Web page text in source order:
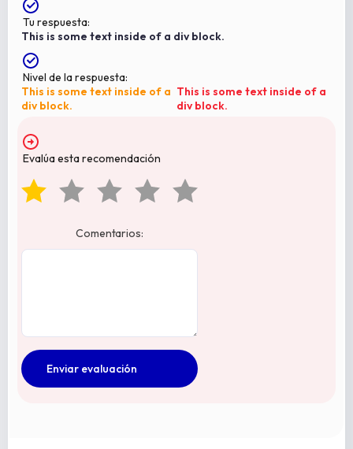
Tu respuesta:
This is some text inside of a div block.
Nivel de la respuesta:
This is some text inside of a
div block.
This is some text inside of a
div block.
Evalúa esta recomendación
Comentarios: